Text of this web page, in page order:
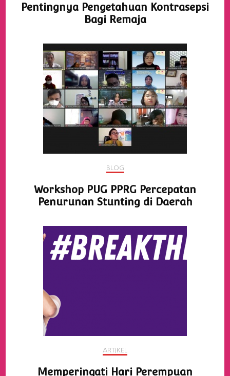
Pentingnya Pengetahuan Kontrasepsi
Bagi Remaja
BLOG
Workshop PUG PPRG Percepatan
Penurunan Stunting di Daerah
ARTIKEL
Memperingati Hari Perempuan